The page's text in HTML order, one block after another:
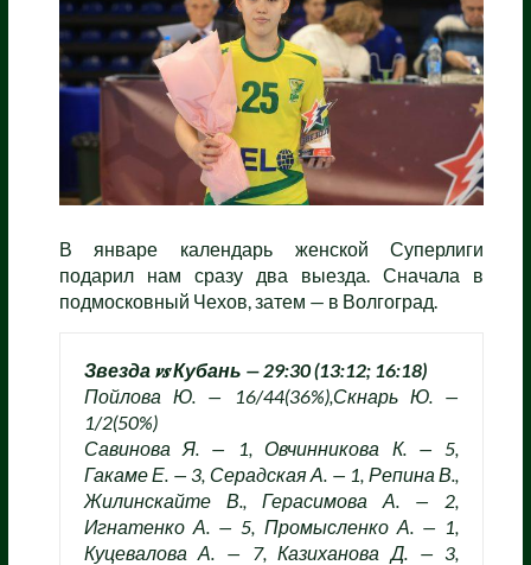
В январе календарь женской Суперлиги
подарил нам сразу два выезда. Сначала в
подмосковный Чехов, затем — в Волгоград.
Звезда 𝒗𝒔 Кубань — 29:30 (13:12; 16:18)
Пойлова Ю. — 16/44(36%),Скнарь Ю. —
1/2(50%)
Савинова Я. — 1, Овчинникова К. — 5,
Гакаме Е. — 3, Серадская А. — 1, Репина В.,
Жилинскайте В., Герасимова А. — 2,
Игнатенко А. — 5, Промысленко А. — 1,
Куцевалова А. — 7, Казиханова Д. — 3,